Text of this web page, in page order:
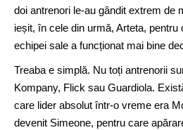
doi antrenori le-au gândit extrem de
ieșit, în cele din urmă, Arteta,
echipei sale a funcționat mai bine
Treaba e simplă. Nu toți antrenorii
Kompany, Flick sau Guardiola.
care lider absolut într-o vreme era
devenit Simeone, pentru care